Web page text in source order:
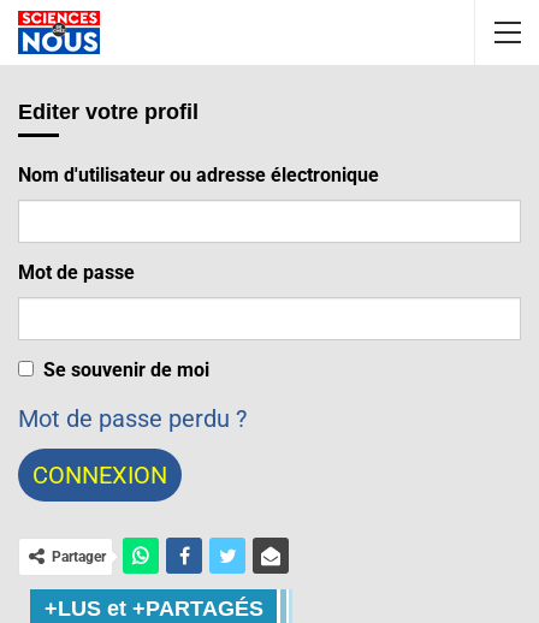
Editer votre profil
Nom d'utilisateur ou adresse électronique
Mot de passe
Se souvenir de moi
Mot de passe perdu ?
Partager
+LUS et +PARTAGÉS